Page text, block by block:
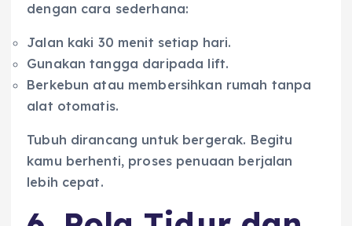
dengan cara sederhana:
Jalan kaki 30 menit setiap hari.
Gunakan tangga daripada lift.
Berkebun atau membersihkan rumah tanpa
alat otomatis.
Tubuh dirancang untuk bergerak. Begitu
kamu berhenti, proses penuaan berjalan
lebih cepat.